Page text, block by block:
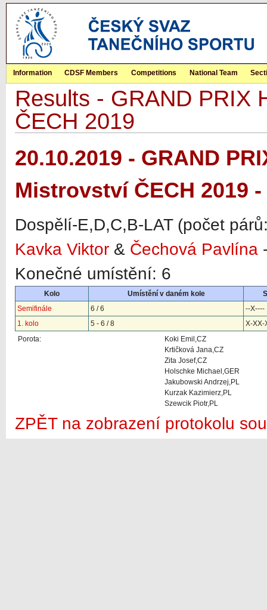
Information CDSF Members Competitions National Team
Results - GRAND PRIX
ČECH 2019
20.10.2019 - GRAND
Mistrovství ČECH 2019
Dospělí-E,D,C,B-LAT (počet
Kavka Viktor & Čechová Pavlína
Konečné umístění: 6
Kolo Umístění v daném kole
Semifinále
6 / 6
--X----
1. kolo
5 - 6 / 8
X-XX-
Porota:
Koki Emil,CZ
Krtičková Jana,CZ
Zita Josef,CZ
Holschke Michael,GER
Jakubowski Andrzej,PL
Kurzak Kazimierz,PL
Szewcik Piotr,PL
ZPĚT na zobrazení protokolu